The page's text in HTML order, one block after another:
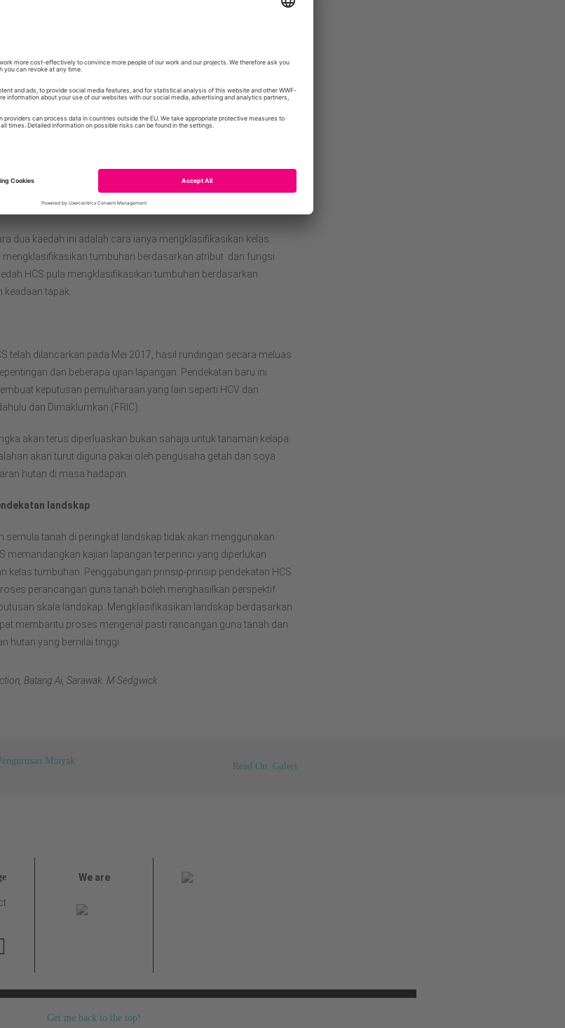
jarang ditemui
pasti dan melindungi hutan, dan juga kedua-duanya
komuniti, pemetaan tanah, analisis dan beberapa kaji selidik
hutan yang bernilai tinggi.
dua kaedah ini adalah cara ianya mengklasifikasikan kelas
mengklasifikasikan tumbuhan berdasarkan atribut dan fungsi
HCS pula mengklasifikasikan tumbuhan berdasarkan
tapak.
telah dilancarkan pada Mei 2017, hasil rundingan secara meluas
dan beberapa ujian lapangan. Pendekatan baru ini
keputusan pemuliharaan yang lain seperti HCV dan
dan Dimaklumkan (FRIC).
akan terus diperluaskan bukan sahaja untuk tanaman kelapa
akan turut diguna pakai oleh pengusaha getah dan soya
hutan di masa hadapan.
landskap
semula tanah di peringkat landskap tidak akan menggunakan
memandangkan kajian lapangan terperinci yang diperlukan
kelas tumbuhan. Penggabungan prinsip-prinsip pendekatan HCS
perancangan guna tanah boleh menghasilkan perspektif
skala landskap. Mengklasifikasikan landskap berdasarkan
membantu proses mengenal pasti rancangan guna tanah dan
hutan yang bernilai tinggi.
Batang Ai, Sarawak. M Sedgwick
Minyak
Read On: Galeri
We are
Get me back to the top!